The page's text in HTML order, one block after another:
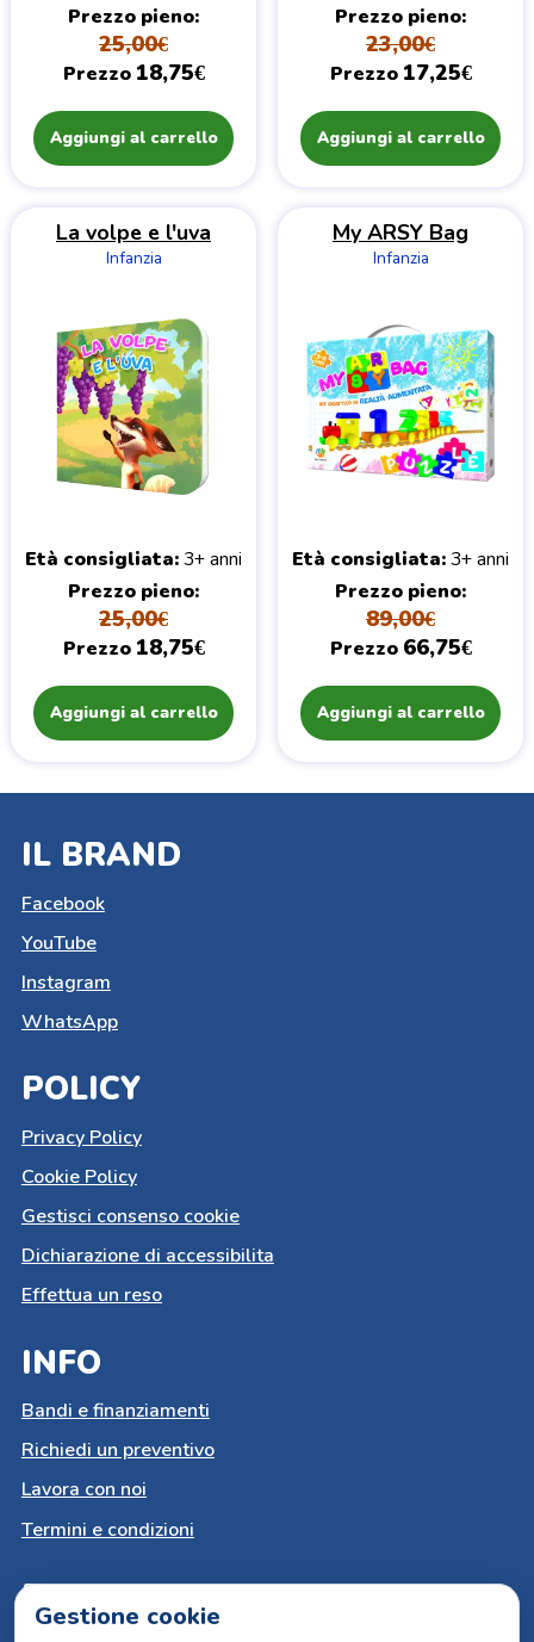
Prezzo pieno
25,00€
Prezzo 18,75€
Aggiungi al carrello
Prezzo pieno
23,00€
Prezzo 17,25€
Aggiungi al carrello
La volpe e l'uva
Infanzia
Età consigliata 3+ anni
Prezzo pieno
25,00€
Prezzo 18,75€
Aggiungi al carrello
My ARSY Bag
Infanzia
Età consigliata 3+ anni
Prezzo pieno
89,00€
Prezzo 66,75€
Aggiungi al carrello
IL BRAND
Facebook
YouTube
Instagram
WhatsApp
POLICY
Privacy Policy
Cookie Policy
Gestisci consenso cookie
Dichiarazione di accessibilita
Effettua un reso
INFO
Bandi e finanziamenti
Richiedi un preventivo
Lavora con noi
Termini e condizioni
PAGAMENTI SICURI
Gestione cookie